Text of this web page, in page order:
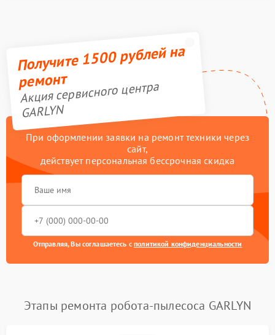
Получите 1500 рублей на
ремонт
Акция сервисного центра
GARLYN
При оформлении заявки на ремонт техники через
сайт,
действует персональная бессрочная скидка
Отправляя, Вы соглашаетесь сполитикой конфиденциальности
Этапы ремонта робота-пылесоса GARLYN